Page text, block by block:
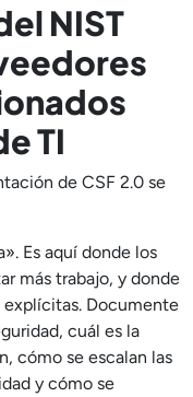
NIST
TI
de CSF 2.0 se
Es aquí donde los
más trabajo, y donde
explícitas. Documente
cuál es la
cómo se escalan las
y cómo se